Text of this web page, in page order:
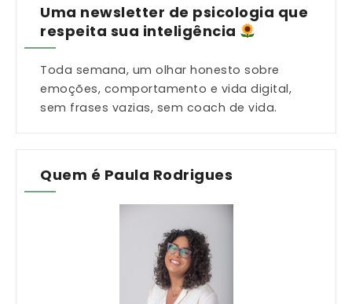
Uma newsletter de psicologia que
respeita sua inteligência
Toda semana, um olhar honesto sobre
emoções, comportamento e vida digital,
sem frases vazias, sem coach de vida.
Quem é Paula Rodrigues